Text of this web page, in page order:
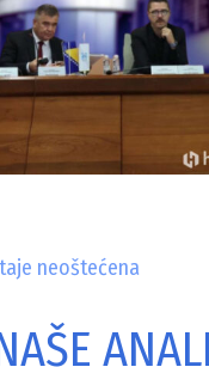
neoštećena